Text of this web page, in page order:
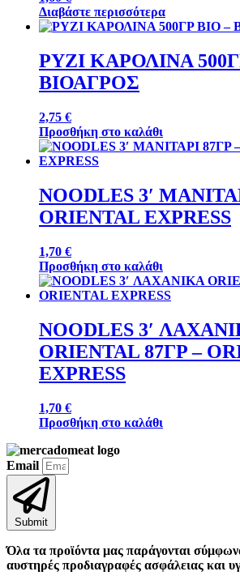
Διαβάστε περισσότερα
ΡΥΖΙ ΚΑΡΟΛΙΝΑ
ΒΙΟΑΓΡΟΣ
2,75 €
Προσθήκη στο καλάθι
NOODLES 3′
ORIENTAL EXPRESS
1,70 €
Προσθήκη στο καλάθι
NOODLES 3′
ORIENTAL 87ΓΡ –
EXPRESS
1,70 €
Προσθήκη στο καλάθι
Email
Submit
Όλα τα προϊόντα μας παράγονται
αυστηρές προδιαγραφές ασφάλειας και